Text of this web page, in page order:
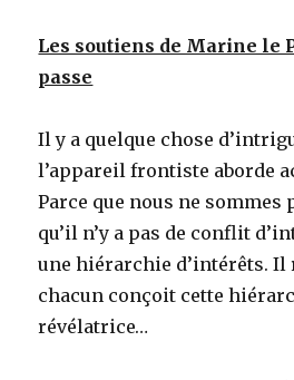
Les soutiens de Marine le
passe
Il y a quelque chose
l’appareil frontiste aborde
Parce que nous ne
qu’il n’y a pas de conflit
une hiérarchie d’intérêts. Il
chacun conçoit cette
révélatrice…